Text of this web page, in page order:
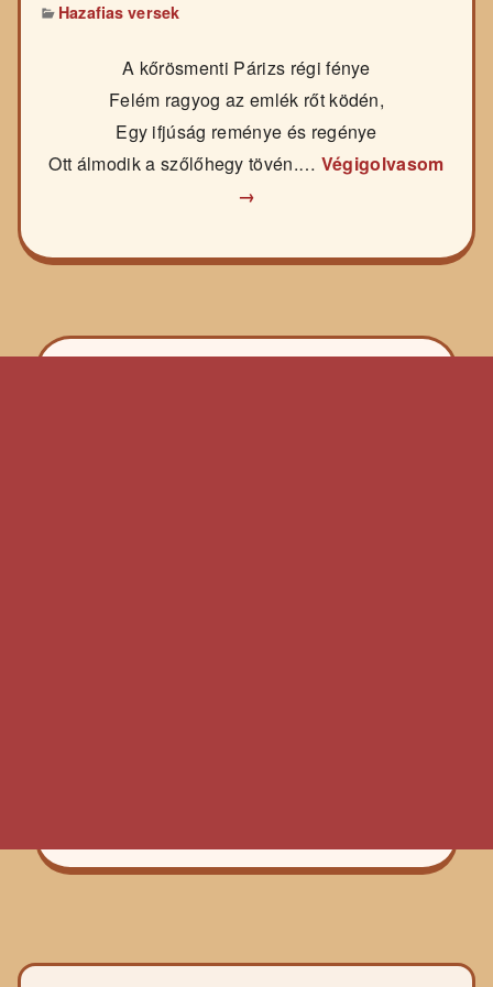
Hazafias versek
A kőrösmenti Párizs régi fénye
Felém ragyog az emlék rőt ködén,
Egy ifjúság reménye és regénye
Ott álmodik a szőlőhegy tövén.… Végigolvasom
→